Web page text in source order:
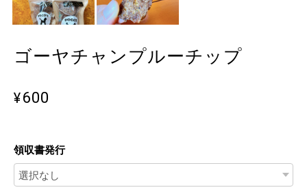
ゴーヤチャンプルーチップ
¥600
領収書発行